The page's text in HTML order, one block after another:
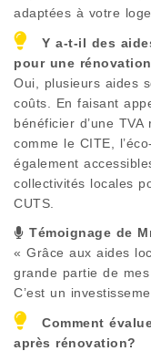
adaptées à votre
Y a-t-il des
pour une
Oui, plusieurs aides
coûts. En faisant
bénéficier d’une
comme le CITE,
également
collectivités locales
CUTS
Témoignage de
« Grâce aux aides
grande partie de
C’est un
Comment
après rénovation?